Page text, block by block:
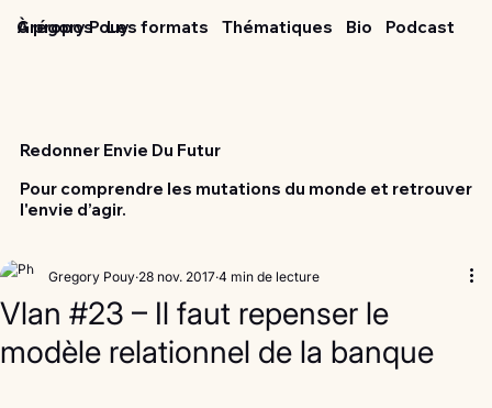
Grégory Pouy
À propos Les formats Thématiques Podcast
Bio
Redonner Envie Du Futur
Pour comprendre les mutations du monde et retrouver
l'envie d’agir.
Vlan #23 – Il faut repenser le
modèle relationnel de la banque
Gregory Pouy 28 nov. 2017 4 min de lecture